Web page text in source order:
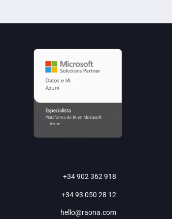
+34 902 362 918
+34 93 050 28 12
hello@raona.com